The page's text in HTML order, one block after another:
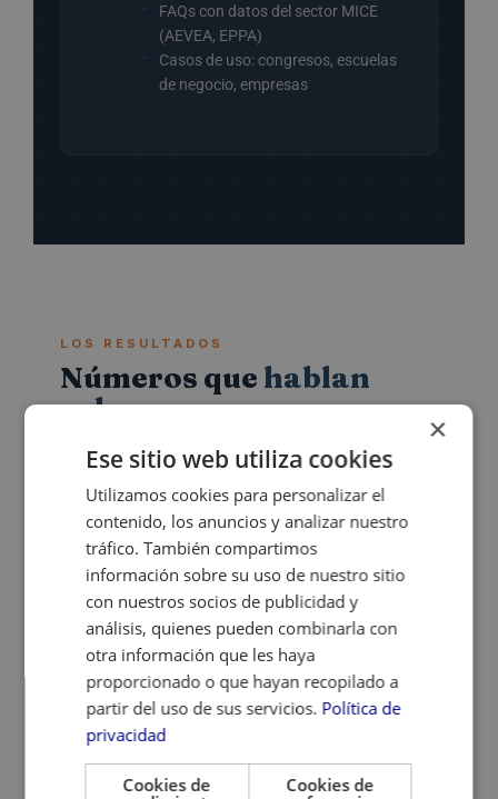
FAQs con datos del sector MICE
(AEVEA, EPPA)
Casos de uso: congresos, escuelas
de negocio, empresas
LOS RESULTADOS
Números quehablan
solos
El canal orgánico se ha consolidado como el
más rentable del mix digital, muy por encima
del SEM en eficiencia y volumen de
conversión.
🔑
1.150
Keywords
🥇
Keywords en el Top
×
Ese sitio web utiliza cookies
Utilizamos cookies para personalizar el
contenido, los anuncios y analizar nuestro
tráfico. También compartimos
información sobre su uso de nuestro sitio
con nuestros socios de publicidad y
análisis, quienes pueden combinarla con
otra información que les haya
proporcionado o que hayan recopilado a
partir del uso de sus servicios. Política de
privacidad
Cookies de
Cookies de